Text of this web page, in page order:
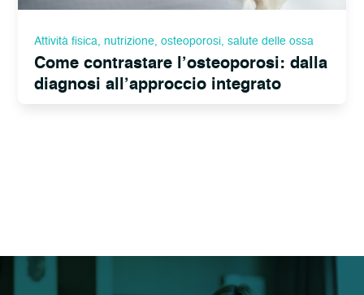
Come contrastare l’osteoporosi: dalla
diagnosi all’approccio integrato
Attività fisica, nutrizione, osteoporosi, salute delle ossa